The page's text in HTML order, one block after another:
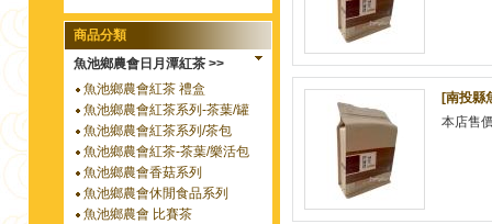
商品分類
魚池鄉農會日月潭紅茶 >>
魚池鄉農會紅茶 禮盒
魚池鄉農會紅茶系列-茶葉/罐
魚池鄉農會紅茶系列/茶包
魚池鄉農會紅茶-茶葉/樂活包
魚池鄉農會香菇系列
魚池鄉農會休閒食品系列
魚池鄉農會 比賽茶
[南投縣
本店售